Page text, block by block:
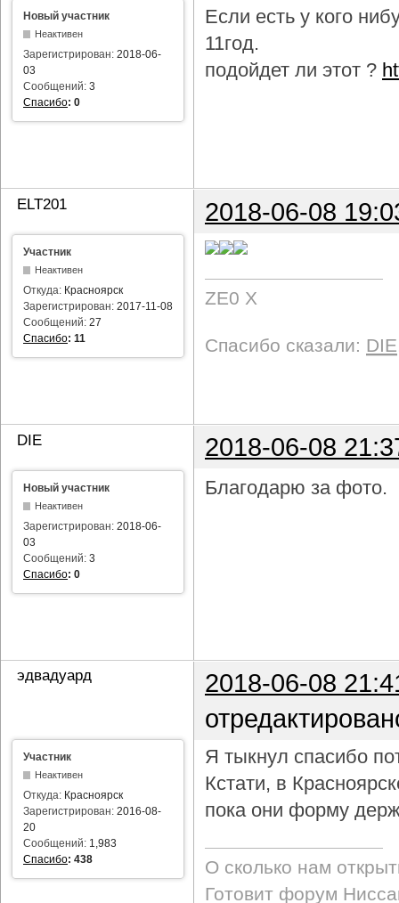
Новый участник
Неактивен
Зарегистрирован: 2018-06-
03
Сообщений: 3
Спасибо: 0
Если есть у кого
11год.
подойдет ли этот ?
ELT201 2018-06-08
Участник
Неактивен
Откуда: Красноярск
Зарегистрирован: 2017-11-08
Сообщений: 27
Спасибо: 11
ZE0 X
Спасибо сказали: DIE
DIE 2018-06-08
Новый участник
Неактивен
Зарегистрирован: 2018-06-
03
Сообщений: 3
Спасибо: 0
Благодарю за фото.
эдвадуард
2018-06-08
Участник
Неактивен
Откуда: Красноярск
Зарегистрирован: 2016-08-
20
Сообщений: 1,983
Спасибо: 438
Я тыкнул спасибо
Кстати, в
пока они форму
О сколько нам
Готовит форум